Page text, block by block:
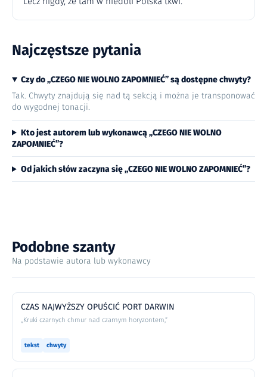
Najczęstsze pytania
Czy do „CZEGO NIE WOLNO ZAPOMNIEĆ” są dostępne chwyty?
Tak. Chwyty znajdują się nad tą sekcją i można je transponować
do wygodnej tonacji.
Kto jest autorem lub wykonawcą „CZEGO NIE WOLNO
ZAPOMNIEĆ”?
Od jakich słów zaczyna się „CZEGO NIE WOLNO ZAPOMNIEĆ”?
Podobne szanty
Na podstawie autora lub wykonawcy
CZAS NAJWYŻSZY OPUŚCIĆ PORT DARWIN
„Kruki czarnych chmur nad czarnym horyzontem,”
tekst chwyty